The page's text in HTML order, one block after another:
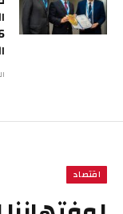
اقتصاد